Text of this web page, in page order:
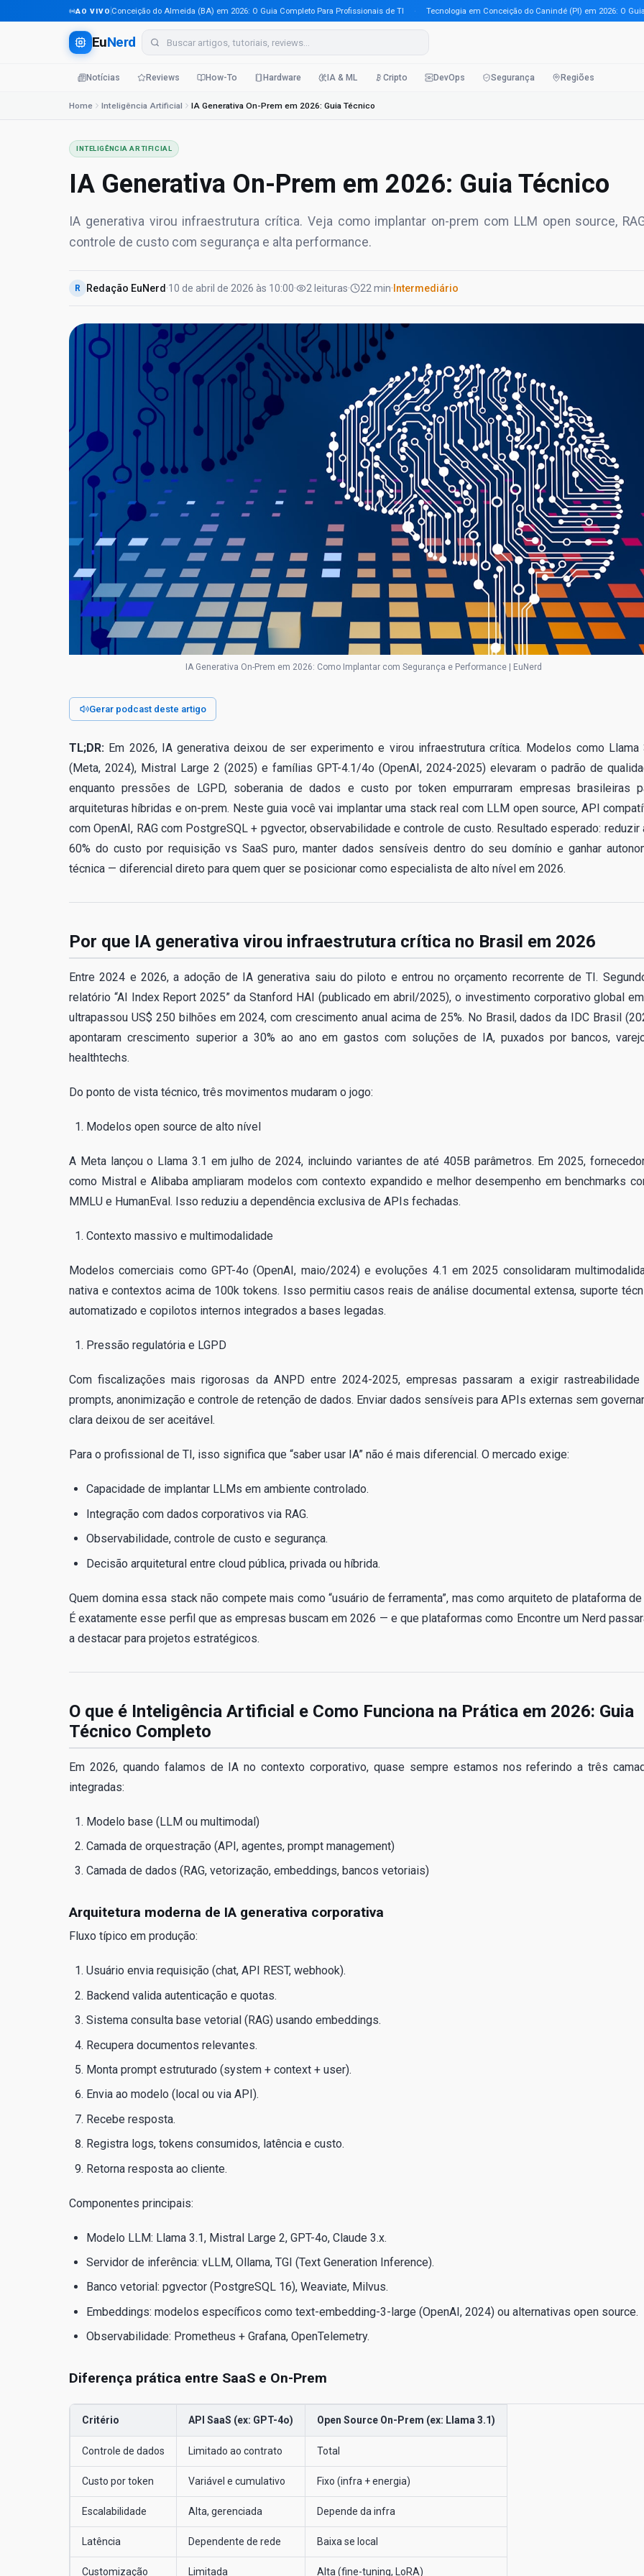
AO VIVO
Tecnologia em Conceição do Almeida (BA) em 2026: O Guia Completo Para Profissionais de TI · Tecnologia em Conceição do Canindé (PI) em 2026: O Guia
EuNerd
Notícias Reviews How-To Hardware IA & ML Cripto DevOps Segurança Regiões
Home Inteligência Artificial IA Generativa On-Prem em 2026: Guia Técnico
INTELIGÊNCIA ARTIFICIAL
IA Generativa On-Prem em 2026: Guia Técnico
IA generativa virou infraestrutura crítica. Veja como implantar on-prem com LLM open source,
controle de custo com segurança e alta performance.
R Redação EuNerd ·10 de abril de 2026 às 10:00· 2 leituras· 22 min· Intermediário
IA Generativa On-Prem em 2026: Como Implantar com Segurança e Performance | EuNerd
Gerar podcast deste artigo
TL;DR: Em 2026, IA generativa deixou de ser experimento e virou infraestrutura crítica. Modelos como Llama
(Meta, 2024), Mistral Large 2 (2025) e famílias GPT-4.1/4o (OpenAI, 2024-2025) elevaram o padrão de
enquanto pressões de LGPD, soberania de dados e custo por token empurraram empresas brasileiras
arquiteturas híbridas e on-prem. Neste guia você vai implantar uma stack real com LLM open source, API
com OpenAI, RAG com PostgreSQL + pgvector, observabilidade e controle de custo. Resultado esperado: reduzir
60% do custo por requisição vs SaaS puro, manter dados sensíveis dentro do seu domínio e ganhar
técnica — diferencial direto para quem quer se posicionar como especialista de alto nível em 2026.
Por que IA generativa virou infraestrutura crítica no Brasil em 2026
Entre 2024 e 2026, a adoção de IA generativa saiu do piloto e entrou no orçamento recorrente de TI.
relatório “AI Index Report 2025” da Stanford HAI (publicado em abril/2025), o investimento corporativo global
ultrapassou US$ 250 bilhões em 2024, com crescimento anual acima de 25%. No Brasil, dados da IDC Brasil
apontaram crescimento superior a 30% ao ano em gastos com soluções de IA, puxados por bancos,
healthtechs.
Do ponto de vista técnico, três movimentos mudaram o jogo:
Modelos open source de alto nível
A Meta lançou o Llama 3.1 em julho de 2024, incluindo variantes de até 405B parâmetros. Em 2025,
como Mistral e Alibaba ampliaram modelos com contexto expandido e melhor desempenho em benchmarks
MMLU e HumanEval. Isso reduziu a dependência exclusiva de APIs fechadas.
Contexto massivo e multimodalidade
Modelos comerciais como GPT-4o (OpenAI, maio/2024) e evoluções 4.1 em 2025 consolidaram
nativa e contextos acima de 100k tokens. Isso permitiu casos reais de análise documental extensa, suporte
automatizado e copilotos internos integrados a bases legadas.
Pressão regulatória e LGPD
Com fiscalizações mais rigorosas da ANPD entre 2024-2025, empresas passaram a exigir rastreabilidade
prompts, anonimização e controle de retenção de dados. Enviar dados sensíveis para APIs externas sem
clara deixou de ser aceitável.
Para o profissional de TI, isso significa que “saber usar IA” não é mais diferencial. O mercado exige:
Capacidade de implantar LLMs em ambiente controlado.
Integração com dados corporativos via RAG.
Observabilidade, controle de custo e segurança.
Decisão arquitetural entre cloud pública, privada ou híbrida.
Quem domina essa stack não compete mais como “usuário de ferramenta”, mas como arquiteto de plataforma de
É exatamente esse perfil que as empresas buscam em 2026 — e que plataformas como Encontre um Nerd
a destacar para projetos estratégicos.
O que é Inteligência Artificial e Como Funciona na Prática em 2026: Guia
Técnico Completo
Em 2026, quando falamos de IA no contexto corporativo, quase sempre estamos nos referindo a três
integradas:
Modelo base (LLM ou multimodal)
Camada de orquestração (API, agentes, prompt management)
Camada de dados (RAG, vetorização, embeddings, bancos vetoriais)
Arquitetura moderna de IA generativa corporativa
Fluxo típico em produção:
Usuário envia requisição (chat, API REST, webhook).
Backend valida autenticação e quotas.
Sistema consulta base vetorial (RAG) usando embeddings.
Recupera documentos relevantes.
Monta prompt estruturado (system + context + user).
Envia ao modelo (local ou via API).
Recebe resposta.
Registra logs, tokens consumidos, latência e custo.
Retorna resposta ao cliente.
Componentes principais:
Modelo LLM: Llama 3.1, Mistral Large 2, GPT-4o, Claude 3.x.
Servidor de inferência: vLLM, Ollama, TGI (Text Generation Inference).
Banco vetorial: pgvector (PostgreSQL 16), Weaviate, Milvus.
Embeddings: modelos específicos como text-embedding-3-large (OpenAI, 2024) ou alternativas open source.
Observabilidade: Prometheus + Grafana, OpenTelemetry.
Diferença prática entre SaaS e On-Prem
Critério API SaaS (ex: GPT-4o) Open Source On-Prem (ex: Llama 3.1)
Controle de dados Limitado ao contrato Total
Custo por token Variável e cumulativo Fixo (infra + energia)
Escalabilidade Alta, gerenciada Depende da infra
Latência Dependente de rede Baixa se local
Customização Limitada Alta (fine-tuning, LoRA)